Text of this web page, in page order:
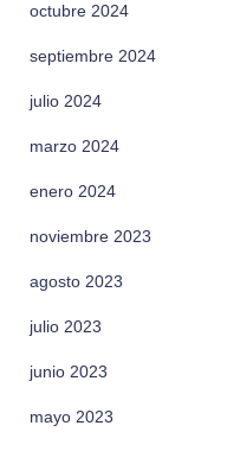
octubre 2024
septiembre 2024
julio 2024
marzo 2024
enero 2024
noviembre 2023
agosto 2023
julio 2023
junio 2023
mayo 2023